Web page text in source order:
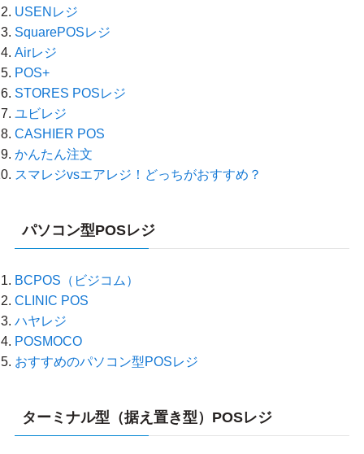
USENレジ
SquarePOSレジ
Airレジ
POS+
STORES POSレジ
ユビレジ
CASHIER POS
かんたん注文
スマレジvsエアレジ！どっちがおすすめ？
パソコン型POSレジ
BCPOS（ビジコム）
CLINIC POS
ハヤレジ
POSMOCO
おすすめのパソコン型POSレジ
ターミナル型（据え置き型）POSレジ